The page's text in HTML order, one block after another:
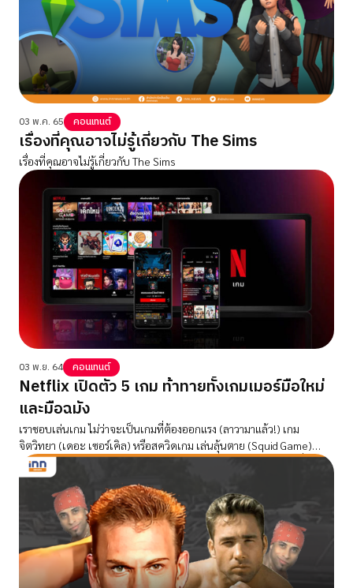
03 พ.ค. 65 คอนเทนต์
เรื่องที่คุณอาจไม่รู้เกี่ยวกับ The Sims
เรื่องที่คุณอาจไม่รู้เกี่ยวกับ The Sims
03 พ.ย. 64 คอนเทนต์
Netflix เปิดตัว 5 เกม ท้าทายทั้งเกมเมอร์มือใหม่
และมือฉมัง
เราชอบเล่นเกม ไม่ว่าจะเป็นเกมที่ต้องออกแรง (ลาวามาแล้ว!) เกม
จิตวิทยา (เดอะ เซอร์เคิล) หรือสควิดเกม เล่นลุ้นตาย (Squid Game)
ก็ตาม และเราอยากให้สมาชิกของเรามีแต่ความบันเทิงจริง ๆ เราจึงตื่นเต้น
สุดๆ สำหรับก้าวแรกของการเปิดตัวเกมจาก Netflix บนมือถือให้โลกได้
สัมผัส เริ่มตั้งแต่วันนี้